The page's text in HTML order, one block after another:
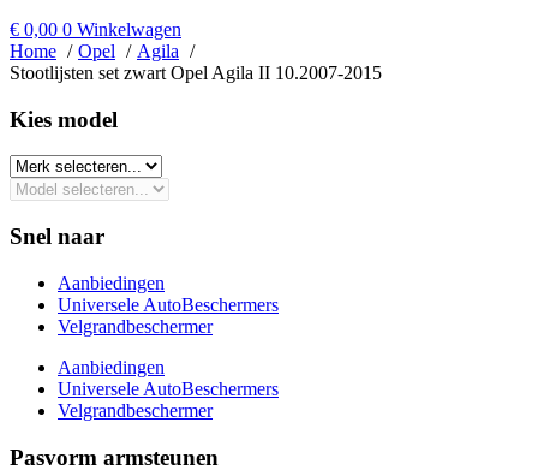
€ 0,00 0 Winkelwagen
Home
Opel
Agila
Stootlijsten set zwart Opel Agila II 10.2007-2015
Kies model​
Snel naar
Aanbiedingen
Universele AutoBeschermers
Velgrandbeschermer
Aanbiedingen
Universele AutoBeschermers
Velgrandbeschermer
Pasvorm armsteunen